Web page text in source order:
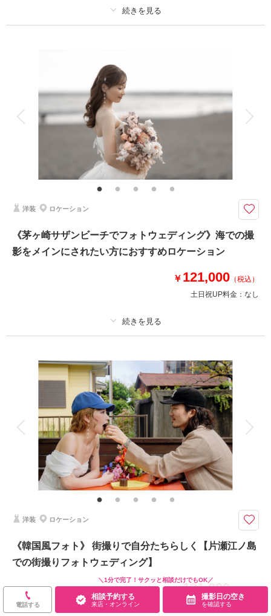
ヘアメイク
アルバム データ 100 カット 台紙付写真
挙式
家族と撮影 家族用衣装レンタル
その他含むもの
撮影データ100カット(レタッチ済み)・映像データ・DVD・ヘアメイク・撮
影アテンド・ドレス・アクセサリー類・セミオーダーブーケ
鎌倉寺院での和装撮影＆ムービー撮影のセット// 撮影に必要なものは全て揃
っていますので記載のプラン価格以外に追加料金発生しません
鎌倉のお支度スペースにて着付け・ヘアメイク後、お車にて移動。移動費も
プランに含まれております。
相談予約する 撮影日の空き
洋装 ロケーション
《茅ヶ崎サザンビーチでフォトウェディング》海での撮
影をメインにされたい方におすすめロケーション
￥ 121,000 （税込）
土日祝UP料金： なし
撮影料 新郎衣装1着
着付け ヘアメイク 小物一式
データ 100 カット 台紙付写真
衣装追加 会食 挙式
家族と撮影 家族用衣装レンタル ペットと撮影
その他含むもの
100カットデータ（納期約3週間/レタッチ済）・ヘアメイク・撮影アテン
ド・アクセサリー類レンタル・ベールレンタル・セミオーダーブーケ（撮影
*茅ヶ崎サザンビーチでのビーチフォトウェディング*茅ヶ崎のお支度場所か
⚫︎茅ヶ崎サザンビーチ周辺ロケーション撮影
⚫︎データ：約100カット（色味補正等レタッチ済）
⚫︎衣装：国内外からセレクトしたドレスより１着お選びください
⚫︎お花：セミオーダードライフラワーブーケ＆ブートニア作成（お持ち帰り
◎）
洋装 ロケーション
《韓国風フォト》 街撮りで自分たちらしく【片瀬江ノ島
での街撮りフォトウェディング】
￥121,000
土日祝UP料金：
＼1分で完了！サクッと相談だけでもOK／
電話する
相談予約する
来店・オンライン
撮影日の空き
を確認する